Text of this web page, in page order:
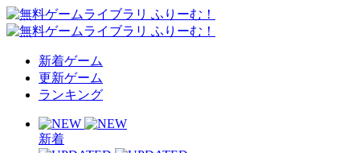
新着ゲーム
更新ゲーム
ランキング
新着